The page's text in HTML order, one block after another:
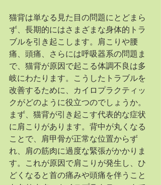
猫背は単なる見た目の問題にとどまら
ず、長期的にはさまざまな身体的トラ
ブルを引き起こします。肩こりや腰
痛、頭痛、さらには呼吸器系の問題ま
で、猫背が原因で起こる体調不良は多
岐にわたります。こうしたトラブルを
改善するために、カイロプラクティッ
クがどのように役立つのでしょうか。
まず、猫背が引き起こす代表的な症状
に肩こりがあります。背中が丸くなる
ことで、肩甲骨が正常な位置からず
れ、肩の筋肉に過度な緊張がかかりま
す。これが原因で肩こりが発生し、ひ
どくなると首の痛みや頭痛を伴うこと